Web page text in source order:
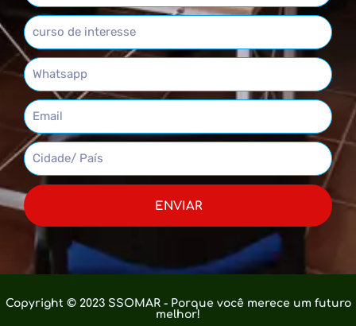
ENVIAR
Copyright © 2023 SSOMAR - Porque você merece um futuro
melhor!